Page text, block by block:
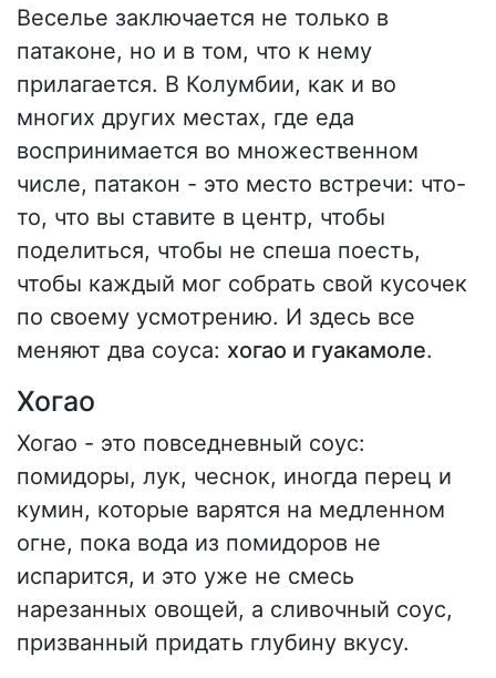
Веселье заключается не только в
патаконе, но и в том, что к нему
прилагается. В Колумбии, как и во
многих других местах, где еда
воспринимается во множественном
числе, патакон - это место встречи: что-
то, что вы ставите в центр, чтобы
поделиться, чтобы не спеша поесть,
чтобы каждый мог собрать свой кусочек
по своему усмотрению. И здесь все
меняют два соуса: хогао и гуакамоле.
Хогао
Хогао - это повседневный соус:
помидоры, лук, чеснок, иногда перец и
кумин, которые варятся на медленном
огне, пока вода из помидоров не
испарится, и это уже не смесь
нарезанных овощей, а сливочный соус,
призванный придать глубину вкусу.